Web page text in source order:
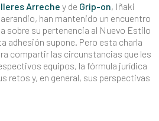
Arreche y de Grip-on, Iñaki
han mantenido un encuentro
sobre su pertenencia al Nuevo Estilo
adhesión supone. Pero esta charla
compartir las circunstancias que les
equipos, la fórmula jurídica
retos y, en general, sus perspectivas